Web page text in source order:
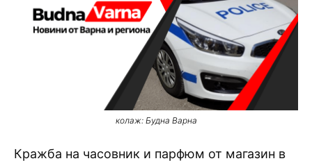
колаж: Будна Варна
Кражба на часовник и парфюм от магазин в